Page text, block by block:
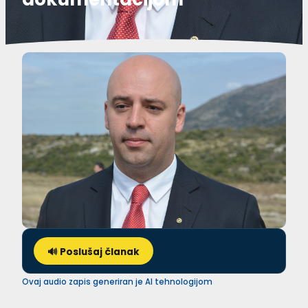
🔊 Poslušaj članak
Ovaj audio zapis generiran je AI tehnologijom